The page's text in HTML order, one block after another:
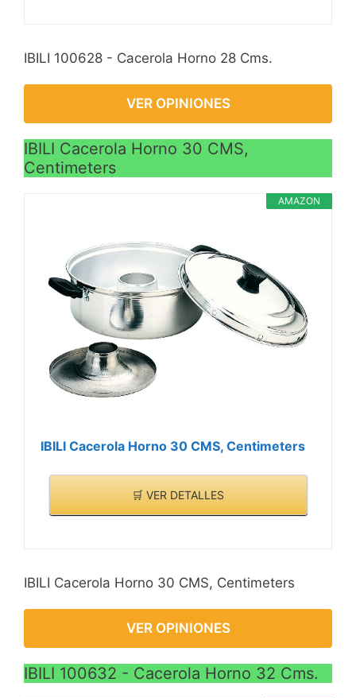
IBILI 100628 - Cacerola Horno 28 Cms.
VER OPINIONES
IBILI Cacerola Horno 30 CMS,
Centimeters
AMAZON
IBILI Cacerola Horno 30 CMS, Centimeters
🛒 VER DETALLES
IBILI Cacerola Horno 30 CMS, Centimeters
VER OPINIONES
IBILI 100632 - Cacerola Horno 32 Cms.